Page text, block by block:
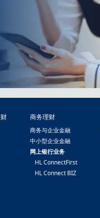
商务理财
商务与企业金融
中小型企业金融
网上银行业务
HL ConnectFirst
HL Connect BIZ